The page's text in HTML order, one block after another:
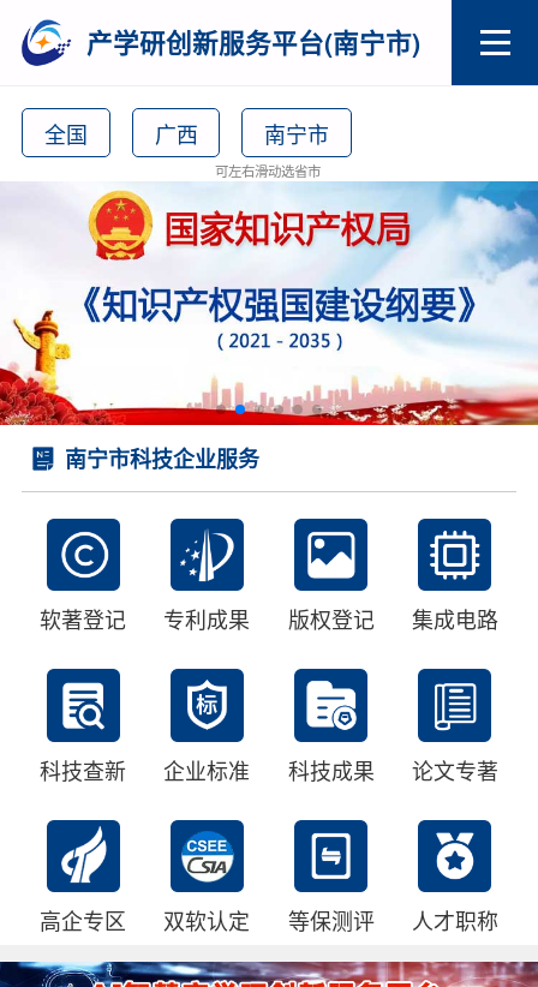
产学研创新服务平台(南宁市)
全国 广西 南宁市
可左右滑动选省市
南宁市科技企业服务
软著登记 专利成果 版权登记 集成电路
科技查新 企业标准 科技成果 论文专著
高企专区 双软认定 等保测评 人才职称